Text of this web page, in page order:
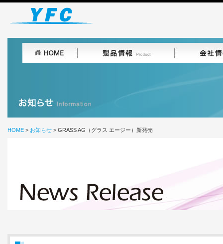
HOME > お知らせ > GRASS AG（グラス エージー）新発売